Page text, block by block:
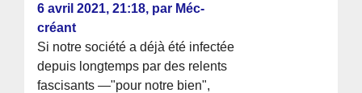
6 avril 2021, 21:18, par Méc-
créant
Si notre société a déjà été infectée
depuis longtemps par des relents
fascisants —"pour notre bien",